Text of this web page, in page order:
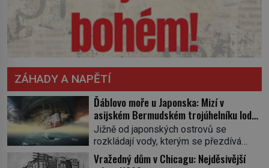
ZÁHADY A NAPĚTÍ
Ďáblovo moře u Japonska: Mizí v
asijském Bermudském trojúhelníku lodě
ve spárech neznámé síly?
Jižně od japonských ostrovů se
rozkládají vody, kterým se přezdívá
Ďáblovo moře. Vypráví se o lodích
mizejících beze stopy, podivných
Vražedný dům v Chicagu: Nejděsivější